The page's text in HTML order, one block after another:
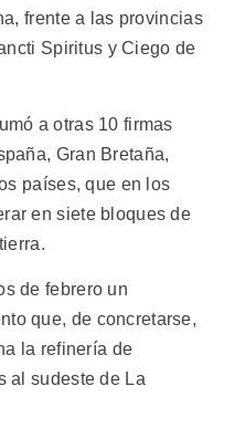
frente a las provincias
Spiritus y Ciego de
a otras 10 firmas
Gran Bretaña,
países, que en los
en siete bloques de
de febrero un
que, de concretarse,
la refinería de
al sudeste de La